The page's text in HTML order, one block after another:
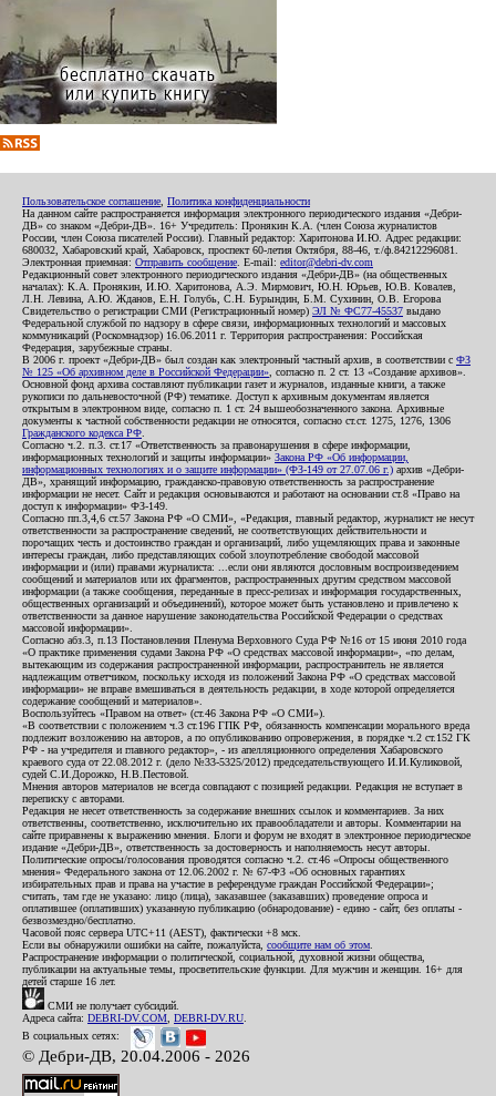
Пользовательское соглашение Политика конфиденциальности
На данном сайте распространяется информация электронного периодического издания «Дебри-
ДВ» со знаком «Дебри-ДВ». 16+ Учредитель: Пронякин К.А. (член Союза журналистов
России, член Союза писателей России). Главный редактор: Харитонова И.Ю. Адрес редакции:
680032, Хабаровский край, Хабаровск, проспект 60-летия Октября, 88-46, т./ф.84212296081.
Электронная приемная: Отправить сообщение . E-mail: editor@debri-dv.com
Редакционный совет электронного периодического издания «Дебри-ДВ» (на общественных
началах): К.А. Пронякин, И.Ю. Харитонова, А.Э. Мирмович, Ю.Н. Юрьев, Ю.В. Ковалев,
Л.Н. Левина, А.Ю. Жданов, Е.Н. Голубь, С.Н. Бурындин, Б.М. Сухинин, О.В. Егорова
Свидетельство о регистрации СМИ (Регистрационный номер) ЭЛ № ФС77-45537 выдано
Федеральной службой по надзору в сфере связи, информационных технологий и массовых
коммуникаций (Роскомнадзор) 16.06.2011 г. Территория распространения: Российская
Федерация, зарубежные страны.
В 2006 г. проект «Дебри-ДВ» был создан как электронный частный архив, в соответствии с ФЗ
№ 125 «Об архивном деле в Российской Федерации» , согласно п. 2 ст. 13 «Создание архивов».
Основной фонд архива составляют публикации газет и журналов, изданные книги, а также
рукописи по дальневосточной (РФ) тематике. Доступ к архивным документам является
открытым в электронном виде, согласно п. 1 ст. 24 вышеобозначенного закона. Архивные
документы к частной собственности редакции не относятся, согласно ст.ст. 1275, 1276, 1306
Гражданского кодекса РФ
Согласно ч.2. п.3. ст.17 «Ответственность за правонарушения в сфере информации,
информационных технологий и защиты информации» Закона РФ «Об информации,
информационных технологиях и о защите информации» (ФЗ-149 от 27.07.06 г.) архив «Дебри-
ДВ», хранящий информацию, гражданско-правовую ответственность за распространение
информации не несет. Сайт и редакция основываются и работают на основании ст.8 «Право на
доступ к информации» ФЗ-149.
Согласно пп.3,4,6 ст.57 Закона РФ «О СМИ», «Редакция, главный редактор, журналист не несут
ответственности за распространение сведений, не соответствующих действительности и
порочащих честь и достоинство граждан и организаций, либо ущемляющих права и законные
интересы граждан, либо представляющих собой злоупотребление свободой массовой
информации и (или) правами журналиста: ...если они являются дословным воспроизведением
сообщений и материалов или их фрагментов, распространенных другим средством массовой
информации (а также сообщения, переданные в пресс-релизах и информация государственных,
общественных организаций и объединений), которое может быть установлено и привлечено к
ответственности за данное нарушение законодательства Российской Федерации о средствах
массовой информации».
Согласно абз.3, п.13 Постановления Пленума Верховного Суда РФ №16 от 15 июня 2010 года
«О практике применения судами Закона РФ «О средствах массовой информации», «по делам,
вытекающим из содержания распространенной информации, распространитель не является
надлежащим ответчиком, поскольку исходя из положений Закона РФ «О средствах массовой
информации» не вправе вмешиваться в деятельность редакции, в ходе которой определяется
содержание сообщений и материалов».
Воспользуйтесь «Правом на ответ» (ст.46 Закона РФ «О СМИ»).
«В соответствии с положением ч.3 ст.196 ГПК РФ, обязанность компенсации морального вреда
подлежит возложению на авторов, а по опубликованию опровержения, в порядке ч.2 ст.152 ГК
РФ - на учредителя и главного редактор», - из апелляционного определения Хабаровского
краевого суда от 22.08.2012 г. (дело №33-5325/2012) председательствующего И.И.Куликовой,
судей С.И.Дорожко, Н.В.Пестовой.
Мнения авторов материалов не всегда совпадают с позицией редакции. Редакция не вступает в
переписку с авторами.
Редакция не несет ответственность за содержание внешних ссылок и комментариев. За них
ответственны, соответственно, исключительно их правообладатели и авторы. Комментарии на
сайте приравнены к выражению мнения. Блоги и форум не входят в электронное периодическое
издание «Дебри-ДВ», ответственность за достоверность и наполняемость несут авторы.
Политические опросы/голосования проводятся согласно ч.2. ст.46 «Опросы общественного
мнения» Федерального закона от 12.06.2002 г. № 67-ФЗ «Об основных гарантиях
избирательных прав и права на участие в референдуме граждан Российской Федерации»;
считать, там где не указано: лицо (лица), заказавшее (заказавших) проведение опроса и
оплатившее (оплативших) указанную публикацию (обнародование) - едино - сайт, без оплаты -
безвозмездно/бесплатно.
Часовой пояс сервера UTC+11 (AEST), фактически +8 мск.
Если вы обнаружили ошибки на сайте, пожалуйста, сообщите нам об этом
Распространение информации о политической, социальной, духовной жизни общества,
публикации на актуальные темы, просветительские функции. Для мужчин и женщин. 16+ для
детей старше 16 лет.
СМИ не получает субсидий.
Адреса сайта: DEBRI-DV.COM DEBRI-DV.RU
В социальных сетях:
© Дебри-ДВ, 20.04.2006 - 2026